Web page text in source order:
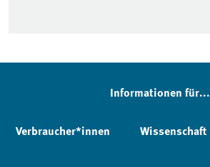
Informationen für...
Verbraucher*innen Wissenschaft